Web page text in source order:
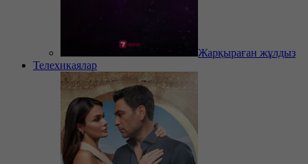
Жарқыраған жұлдыз
Телехикаялар